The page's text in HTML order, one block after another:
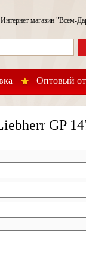
Оптовый
магазин "Всем-
GP